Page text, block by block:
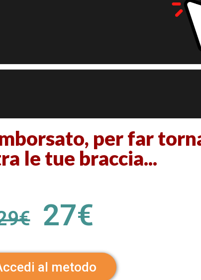
per far
le tue braccia...
27€
al metodo